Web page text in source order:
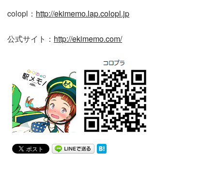
colopl： http://ekimemo.lap.colopl.jp
公式サイト： http://ekimemo.com/